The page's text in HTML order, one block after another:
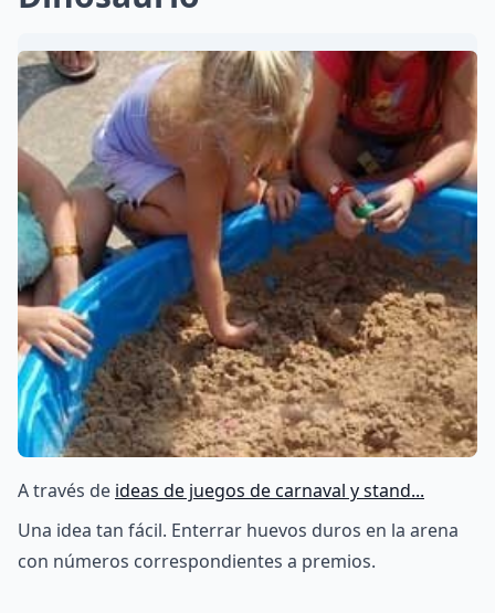
A través de ideas de juegos de carnaval y stand...
Una idea tan fácil. Enterrar huevos duros en la arena
con números correspondientes a premios.